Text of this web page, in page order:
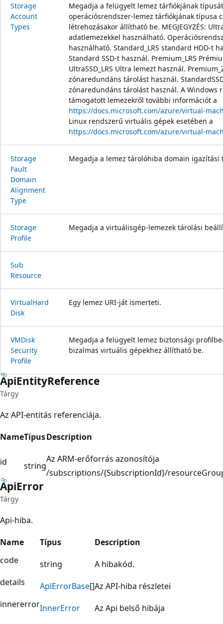
Storage
Account
Types
Megadja a felügyelt lemez tárfiókjának
operációsrendszer-lemez tárfiókjának típusa
létrehozásakor állítható be. MEGJEGYZÉS:
adatlemezekkel használható.
használható. Standard_LRS standard HDD-t
Standard SSD-t használ. Premium_LRS
UltraSSD_LRS Ultra lemezt használ.
zónaredundáns tárolást használ.
zónaredundáns tárolást használ. A Windows
támogatott lemezekről további információt a
https://docs.microsoft.com/azure/virtual-
Linux rendszerű virtuális gépek esetében a
https://docs.microsoft.com/azure/virtual-
Storage
Fault
Domain
Alignment
Type
Megadja a lemez tárolóhiba domain igazítási
Storage
Profile
Megadja a virtuálisgép-lemezek tárolási
Sub
Resource
VirtualHard
Disk
Egy lemez URI-ját ismerteti.
VMDisk
Security
Profile
Megadja a felügyelt lemez biztonsági
bizalmas virtuális gépekhez állítható be.
ApiEntityReference
Tárgy
Az API-entitás referenciája.
NameTípusDescription
id string
Az ARM-erőforrás azonosítója
/subscriptions/{SubscriptionId}/
ApiError
Tárgy
Api-hiba.
Name
Típus
Description
code
string
A hibakód.
details
ApiErrorBase[]Az API-hiba részletei
innererrorInnerError
Az Api belső hibája